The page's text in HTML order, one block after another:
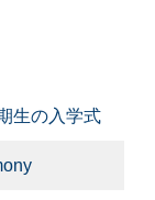
生の入学式